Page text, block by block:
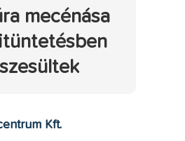
mecénása
Kft.